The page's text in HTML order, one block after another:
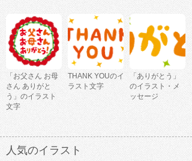
「お父さん お母
さん ありがと
う」のイラスト
文字
THANK YOUのイ
ラスト文字
「ありがとう」
のイラスト・メ
ッセージ
人気のイラスト